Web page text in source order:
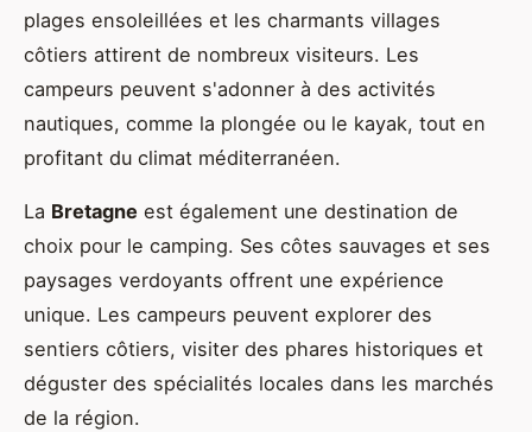
plages ensoleillées et les charmants villages
côtiers attirent de nombreux visiteurs. Les
campeurs peuvent s'adonner à des activités
nautiques, comme la plongée ou le kayak, tout en
profitant du climat méditerranéen.
La Bretagne est également une destination de
choix pour le camping. Ses côtes sauvages et ses
paysages verdoyants offrent une expérience
unique. Les campeurs peuvent explorer des
sentiers côtiers, visiter des phares historiques et
déguster des spécialités locales dans les marchés
de la région.